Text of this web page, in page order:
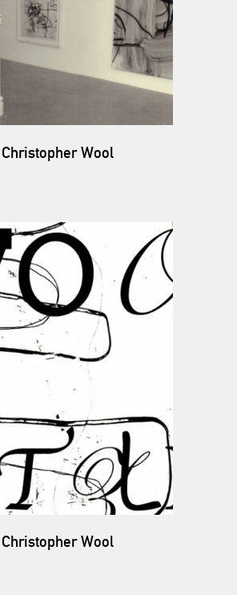
Christopher Wool
Christopher Wool